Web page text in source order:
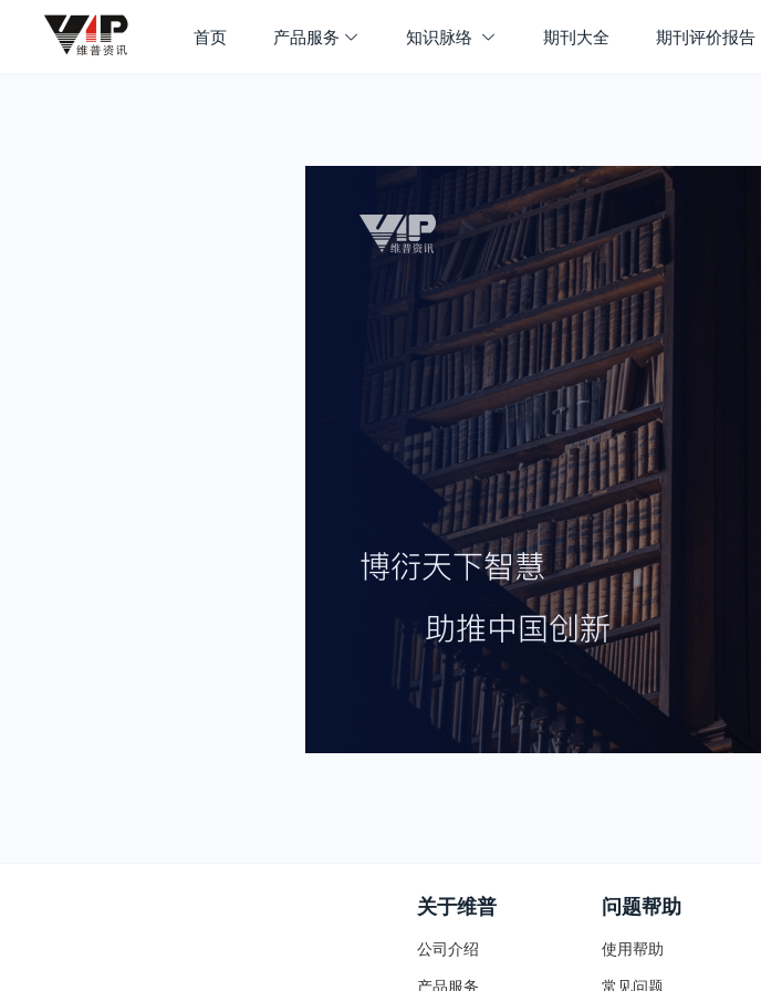
首页 产品服务 知识脉络 期刊大全 期刊评价报告
关于维普
公司介绍
产品服务
问题帮助
使用帮助
常见问题